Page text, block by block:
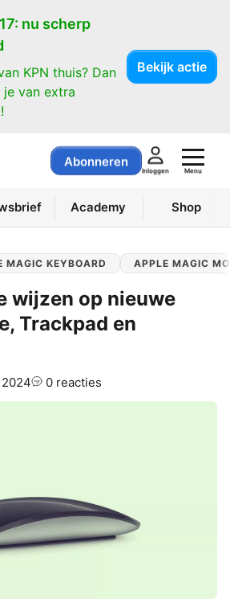
nu scherp
KPN thuis? Dan
van extra
Bekijk actie
Abonneren
Inloggen Menu
Academy Shop
MAGIC KEYBOARD APPLE MAGIC
wijzen op nieuwe
Trackpad en
0 reacties